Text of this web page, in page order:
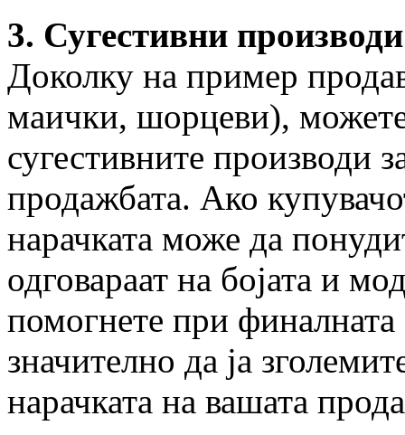
3. Сугестивни производи
Доколку на пример
маички, шорцеви),
сугестивните производи
продажбата. Ако
нарачката може да
одговараат на бојата и
помогнете при
значително да ја
нарачката на вашата